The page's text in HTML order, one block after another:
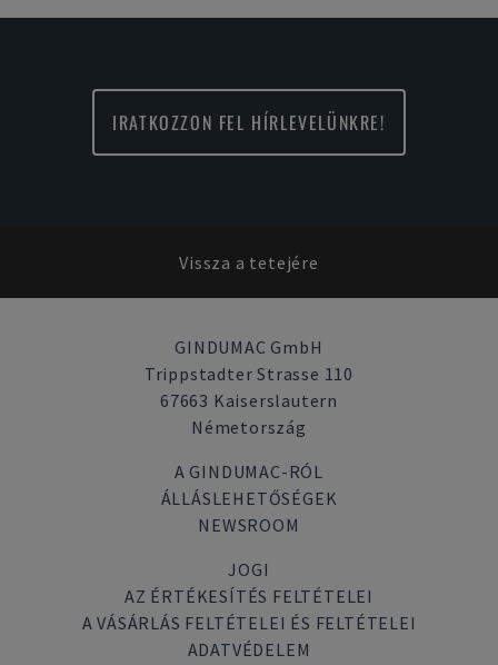
IRATKOZZON FEL HÍRLEVELÜNKRE!
Vissza a tetejére
GINDUMAC GmbH
Trippstadter Strasse 110
67663 Kaiserslautern
Németország
A GINDUMAC-RÓL
ÁLLÁSLEHETŐSÉGEK
NEWSROOM
JOGI
AZ ÉRTÉKESÍTÉS FELTÉTELEI
A VÁSÁRLÁS FELTÉTELEI ÉS FELTÉTELEI
ADATVÉDELEM